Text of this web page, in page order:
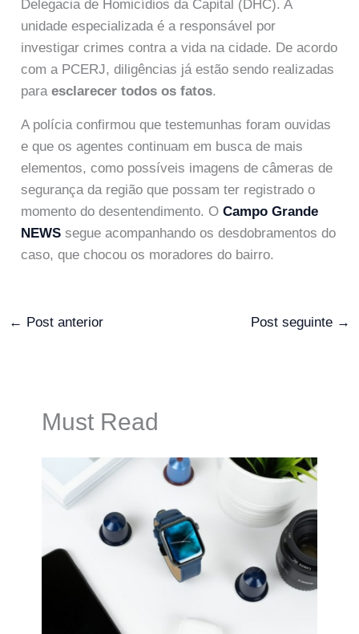
Delegacia de Homicídios da Capital (DHC). A
unidade especializada é a responsável por
investigar crimes contra a vida na cidade. De acordo
com a PCERJ, diligências já estão sendo realizadas
paraesclarecer todos os fatos.
A polícia confirmou que testemunhas foram ouvidas
e que os agentes continuam em busca de mais
elementos, como possíveis imagens de câmeras de
segurança da região que possam ter registrado o
momento do desentendimento. OCampo Grande
NEWS segue acompanhando os desdobramentos do
caso, que chocou os moradores do bairro.
← Post anterior Post seguinte →
Must Read